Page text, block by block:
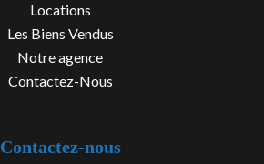
Locations
Les Biens Vendus
Notre agence
Contactez-Nous
Contactez-nous